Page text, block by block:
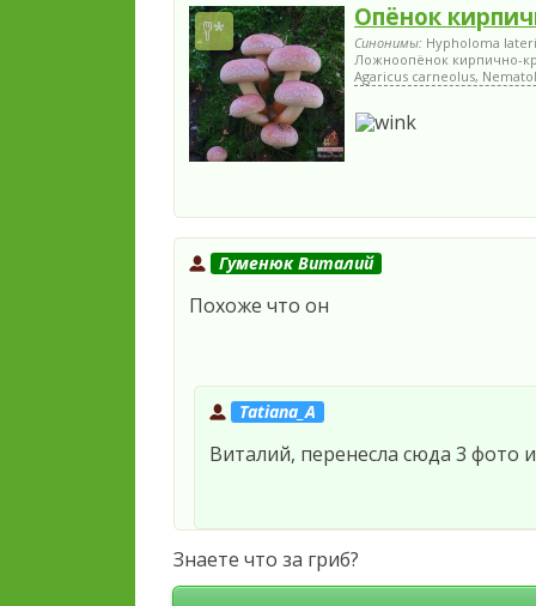
Опёнок
Синонимы: Hypholoma
Ложноопёнок кирпично-
Agaricus carneolus,
Гуменюк Виталий
Похоже что он
Tatiana_A
Виталий, перенесла сюда 3 фото
Знаете что за гриб?